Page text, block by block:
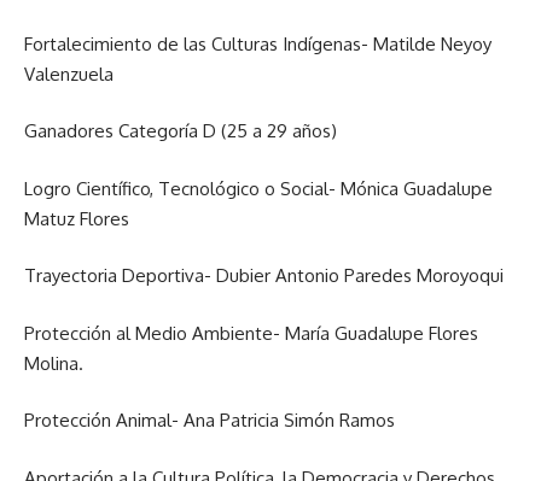
Fortalecimiento de las Culturas Indígenas- Matilde Neyoy
Valenzuela
Ganadores Categoría D (25 a 29 años)
Logro Científico, Tecnológico o Social- Mónica Guadalupe
Matuz Flores
Trayectoria Deportiva- Dubier Antonio Paredes Moroyoqui
Protección al Medio Ambiente- María Guadalupe Flores
Molina.
Protección Animal- Ana Patricia Simón Ramos